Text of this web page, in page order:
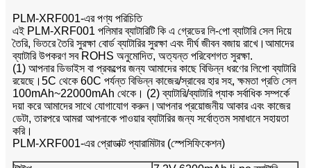
PLM-XRF001-এর পণ্য পরিচিতি
এই PLM-XRF001 পলিমার ব্যাটারিটি কি এ গ্রেডের লি-পো ব্যাটারি সেল দিয়ে
তৈরি, ভিতরে তৈরি সুরক্ষা বোর্ড ব্যাটারির সুরক্ষা এবং দীর্ঘ জীবন বজায় রাখে।আমাদের
ব্যাটারি উপকরণ সব ROHS অনুমোদিত, অত্যন্ত পরিবেশগত সুরক্ষা.
(1) আপনার ডিভাইস বা প্রকল্পের জন্য আমাদের কাছে বিভিন্ন ধরণের লিপো ব্যাটারি
রয়েছে।5C থেকে 60C পর্যন্ত বিভিন্ন কাজের/স্রাবের হার সহ, ক্ষমতা প্রতি সেল
100mAh~22000mAh থেকে। (2) ব্যাটারি/ব্যাটারি প্যাক সর্বাধিক সম্পর্কে
দয়া করে আমাদের সাথে যোগাযোগ করুন।আপনার প্রয়োজনীয় আকার এবং কাজের
ডেটা, তারপরে আমরা আপনাকে পাওয়ার ব্যাটারির জন্য সর্বোত্তম সমাধানে সহায়তা
করি।
PLM-XRF001-এর প্রোডাক্ট প্যারামিটার (স্পেসিফিকেশন)